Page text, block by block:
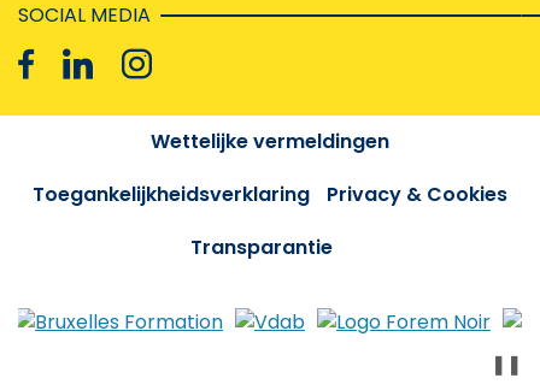
SOCIAL MEDIA
Wettelijke vermeldingen
Toegankelijkheidsverklaring
Privacy & Cookies
Transparantie
❚❚